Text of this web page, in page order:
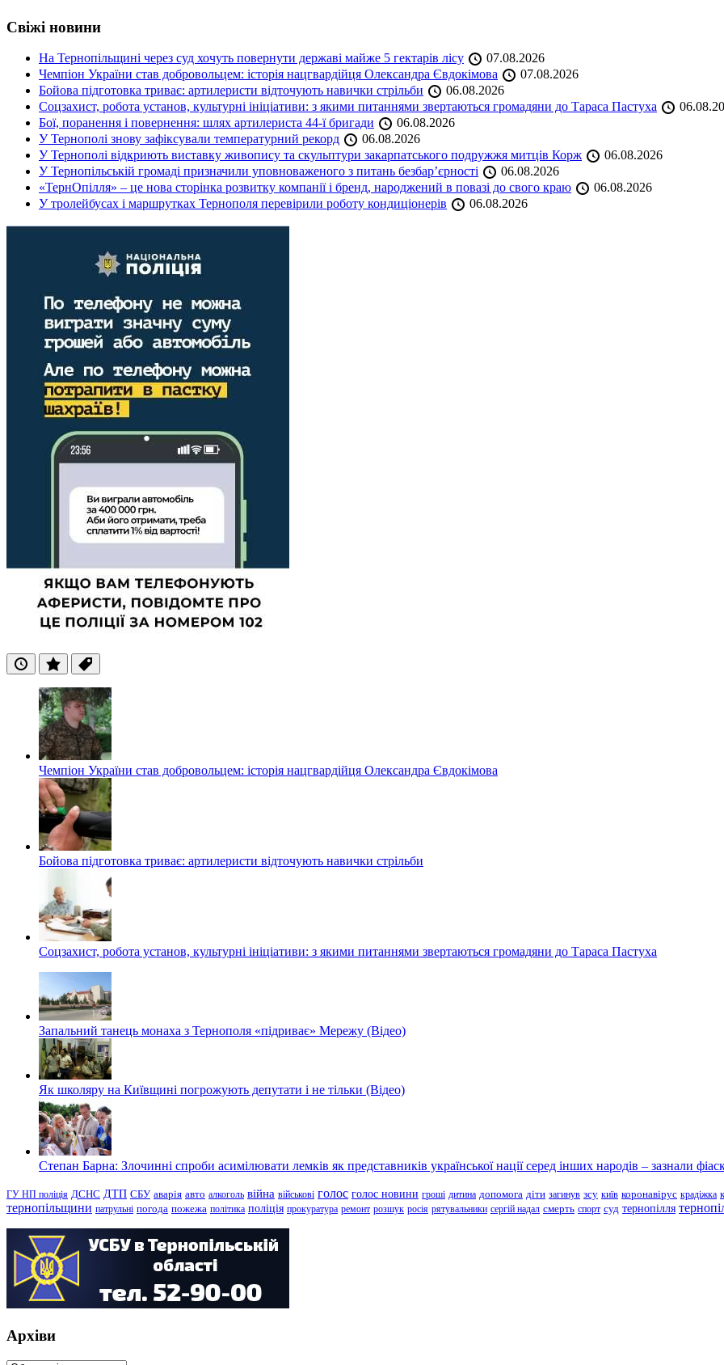
Свіжі новини
На Тернопільщині через суд хочуть повернути державі майже 5 гектарів лісу
07.08.2026
Чемпіон України став добровольцем: історія нацгвардійця Олександра Євдокімова
07.08.2026
Бойова підготовка триває: артилеристи відточують навички стрільби
06.08.2026
Соцзахист, робота установ, культурні ініціативи: з якими питаннями звертаються громадяни до Тараса Пастуха
Бої, поранення і повернення: шлях артилериста 44-ї бригади
06.08.2026
У Тернополі знову зафіксували температурний рекорд
06.08.2026
У Тернополі відкриють виставку живопису та скульптури закарпатського подружжя митців Корж
06.08.2026
У Тернопільській громаді призначили уповноваженого з питань безбар’єрності
06.08.2026
«ТернОпілля» – це нова сторінка розвитку компанії і бренд, народжений в повазі до свого краю
06.08.2026
У тролейбусах і маршрутках Тернополя перевірили роботу кондиціонерів
06.08.2026
ОстанніПопулярні
Теги
Чемпіон України став добровольцем: історія нацгвардійця Олександра Євдокімова
Бойова підготовка триває: артилеристи відточують навички стрільби
Соцзахист, робота установ, культурні ініціативи: з якими питаннями звертаються громадяни до Тараса Пастуха
Запальний танець монаха з Тернополя «підриває» Мережу (Відео)
Як школяру на Київщині погрожують депутати і не тільки (Відео)
Степан Барна: Злочинні спроби асимілювати лемків як представників української нації серед інших народів – зазнали
ГУ НП поліція ДСНС ДТП СБУ аварія авто алкоголь війна військові голос голос новини гроші дитина допомога діти загинув зсу київ коронавірус крадіжка
тернопільщини патрульні погода пожежа політика поліція прокуратура ремонт розшук росія рятувальники сергій надал смерть спорт суд тернопілля
Архіви